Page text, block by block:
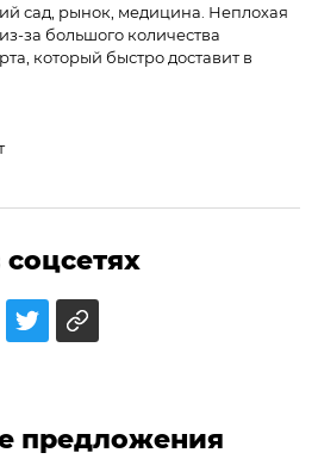
сад, рынок, медицина. Неплохая
за большого количества
который быстро доставит в
предложения